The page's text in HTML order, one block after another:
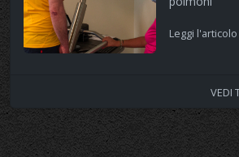
Leggi l'articolo
VEDI